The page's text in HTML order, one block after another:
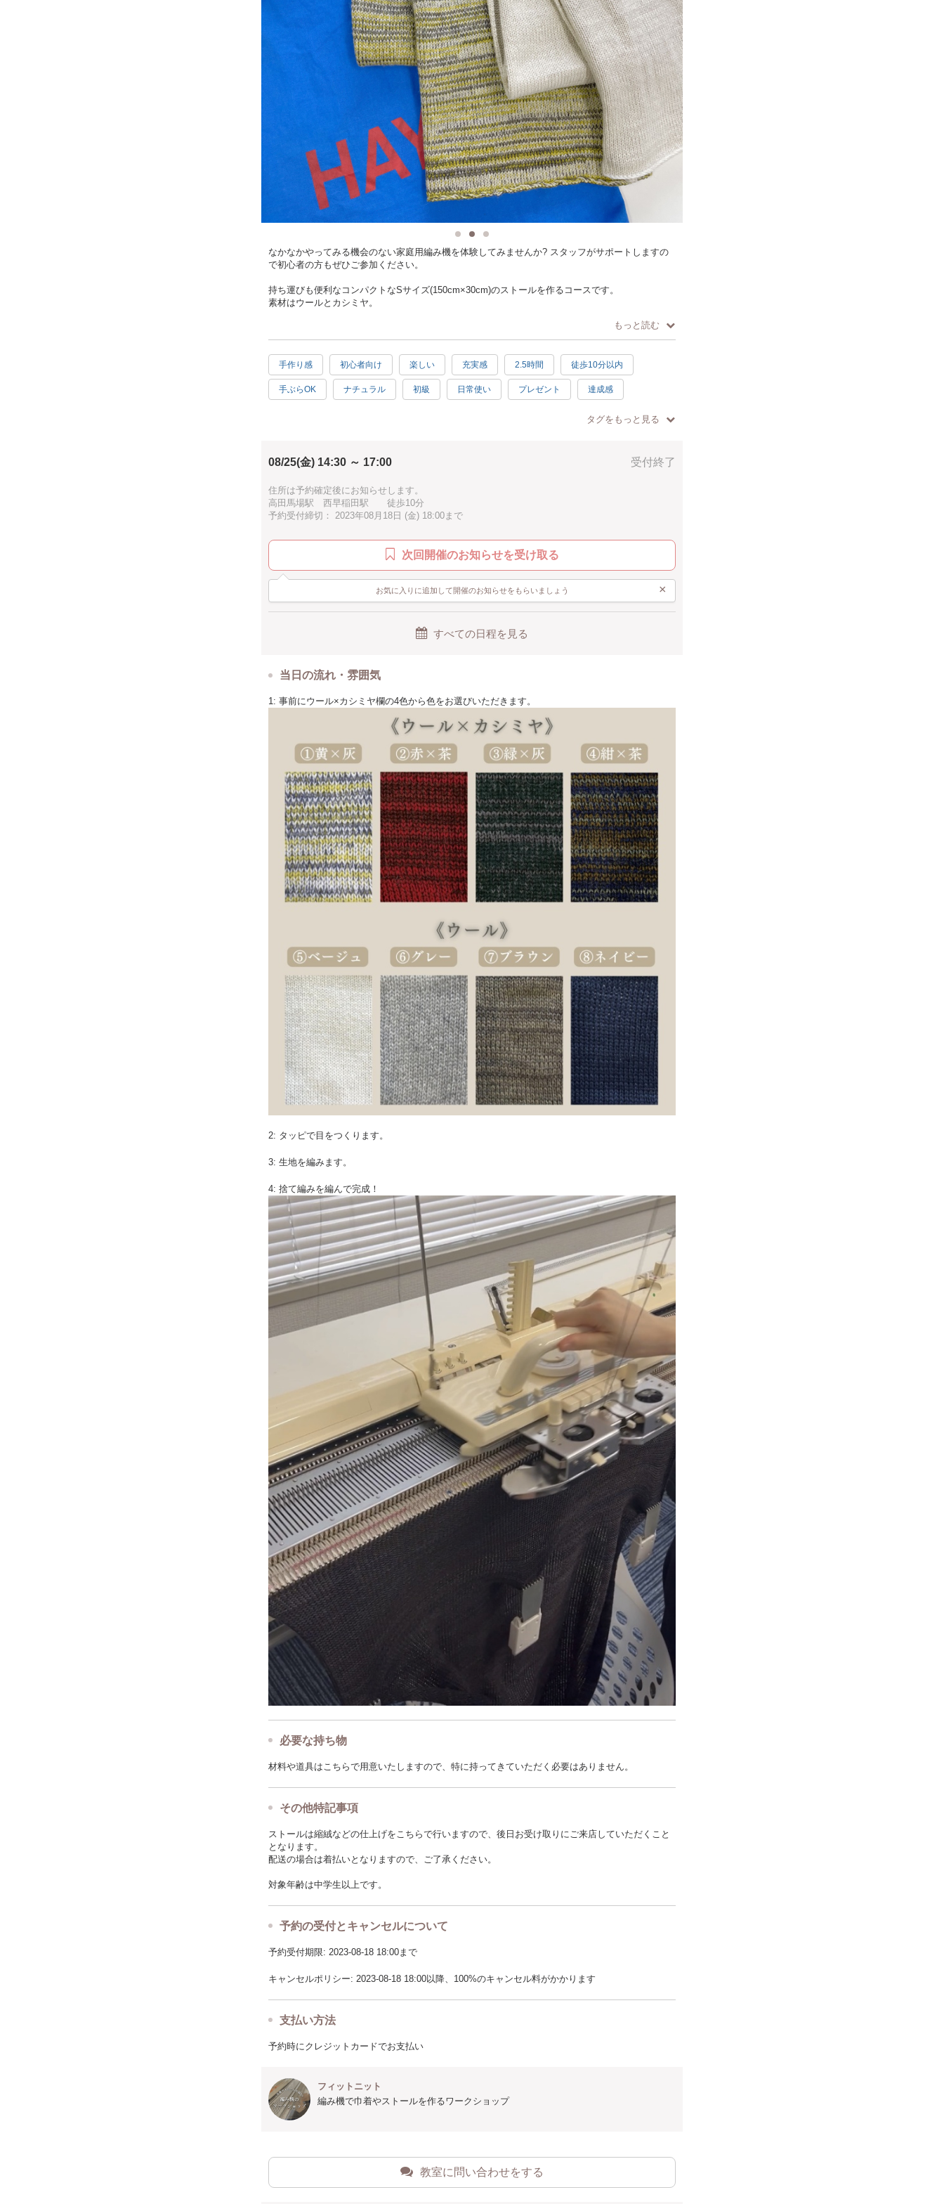
なかなかやってみる機会のない家庭用編み機を体験してみませんか? スタッフがサポートしますの
で初心者の方もぜひご参加ください。
持ち運びも便利なコンパクトなSサイズ(150cm×30cm)のストールを作るコースです。
素材はウールとカシミヤ。
期間限定のワークショップとなっておりますので、この機会にぜひご参加お待ちしております✨
もっと読む
手作り感 初心者向け 楽しい 充実感 2.5時間 徒歩10分以内
手ぶらOK ナチュラル 初級 日常使い プレゼント 達成感
タグをもっと見る
受付終了
08/25(金) 14:30 ～ 17:00
住所は予約確定後にお知らせします。
高田馬場駅 西早稲田駅 徒歩10分
予約受付締切： 2023年08月18日 (金) 18:00まで
次回開催のお知らせを受け取る
お気に入りに追加して開催のお知らせをもらいましょう ×
すべての日程を見る
当日の流れ・雰囲気
1: 事前にウール×カシミヤ欄の4色から色をお選びいただきます。
2: タッピで目をつくります。
3: 生地を編みます。
4: 捨て編みを編んで完成！
必要な持ち物
材料や道具はこちらで用意いたしますので、特に持ってきていただく必要はありません。
その他特記事項
ストールは縮絨などの仕上げをこちらで行いますので、後日お受け取りにご来店していただくこと
となります。
配送の場合は着払いとなりますので、ご了承ください。
対象年齢は中学生以上です。
予約の受付とキャンセルについて
予約受付期限: 2023-08-18 18:00まで
キャンセルポリシー: 2023-08-18 18:00以降、100%のキャンセル料がかかります
支払い方法
予約時にクレジットカードでお支払い
フィットニット
編み機で巾着やストールを作るワークショップ
教室に問い合わせをする